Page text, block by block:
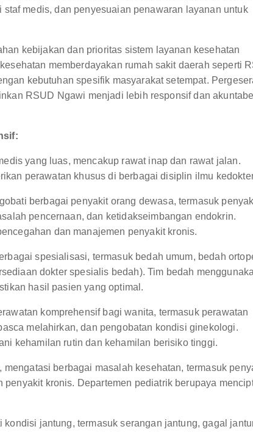
medis, dan penyesuaian penawaran layanan untuk
kebijakan dan prioritas sistem layanan kesehatan
memberdayakan rumah sakit daerah seperti
kebutuhan spesifik masyarakat setempat.
RSUD Ngawi menjadi lebih responsif dan akuntabel
yang luas, mencakup rawat inap dan rawat jalan.
perawatan khusus di berbagai disiplin ilmu
berbagai penyakit orang dewasa, termasuk
pencernaan, dan ketidakseimbangan endokrin.
dan manajemen penyakit kronis.
spesialisasi, termasuk bedah umum, bedah
dokter spesialis bedah). Tim bedah
hasil pasien yang optimal.
komprehensif bagi wanita, termasuk perawatan
melahirkan, dan pengobatan kondisi ginekologi.
kehamilan rutin dan kehamilan berisiko tinggi.
mengatasi berbagai masalah kesehatan, termasuk
penyakit kronis. Departemen pediatrik berupaya
kondisi jantung, termasuk serangan jantung, gagal